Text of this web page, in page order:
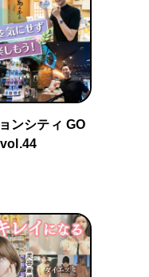
ンシティ GO